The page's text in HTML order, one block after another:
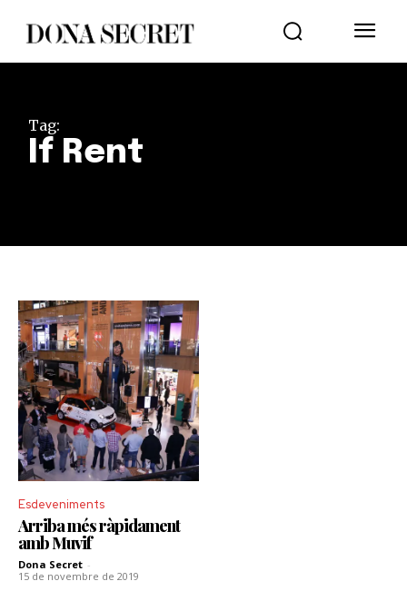
Tag:
If Rent
Esdeveniments
Arriba més ràpidament
amb Muvif
Dona Secret -
15 de novembre de 2019